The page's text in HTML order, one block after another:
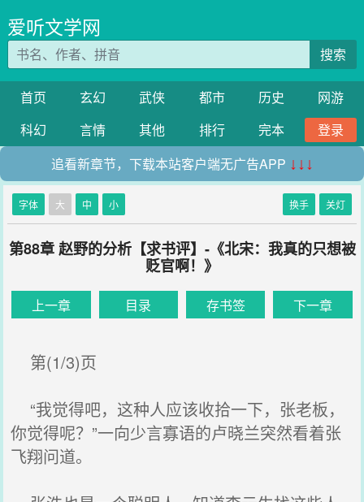
爱听文学网
搜索
首页 玄幻 武侠 都市 历史
网游
科幻
言情 其他 排行 完本
登录
追看新章节，下载本站客户端无广告APP ↓↓↓
字体 大 中 小 换手 关灯
第88章 赵野的分析【求书评】-《北宋：我真的只想被
贬官啊！》
上一章 目录 存书签 下一章
第(1/3)页
“我觉得吧，这种人应该收拾一下，张老板，
你觉得呢？”一向少言寡语的卢晓兰突然看着张
飞翔问道。